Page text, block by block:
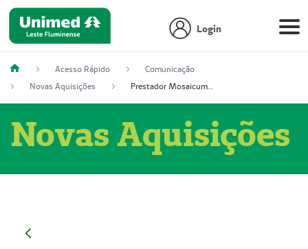
Login
Acesso Rápido
Comunicação
Novas Aquisições
Prestador Mosaicum Espaço Clínico Eireli (51004355-5)
Novas Aquisições